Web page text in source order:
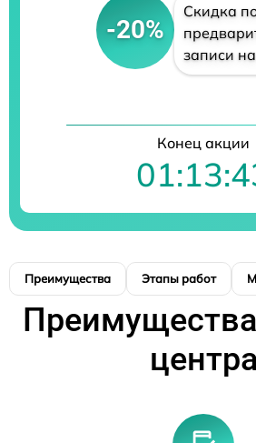
-20%
Скидка
записи
Конец акции
Преимущества Этапы работ
центра